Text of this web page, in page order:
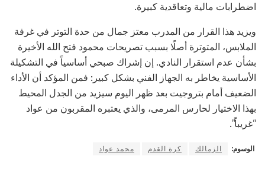
اضطرابات مالية وتعاقدية كبيرة.
ويزيد هذا القرار من المدرب معتز جمال من حدة التوتر في غرفة
الملابس، المتوترة أصلًا بسبب تصريحات محمود فتح الله الأخيرة
بشأن عدم استقرار النادي. إن إشراك صبحي أساسياً في التشكيلة
الأساسية يخاطر به الجهاز الفني بشكل كبير: فمن المؤكد أن الأداء
الضعيف أمام بتروجيت بعد ظهر اليوم سيزيد من الجدل المحيط
بهذا الاختيار لحارس المرمى، والذي يعتبره المقربون من عواد
“غريباً”.
الوسوم: الزمالك كرة القدم محمد عواد